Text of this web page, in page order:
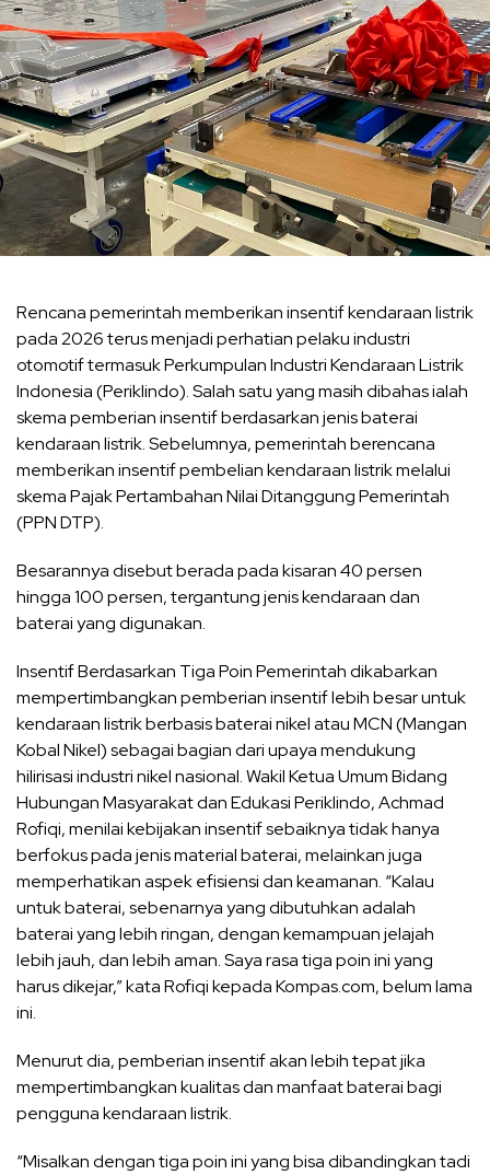
Rencana pemerintah memberikan insentif kendaraan listrik
pada 2026 terus menjadi perhatian pelaku industri
otomotif termasuk Perkumpulan Industri Kendaraan Listrik
Indonesia (Periklindo). Salah satu yang masih dibahas ialah
skema pemberian insentif berdasarkan jenis baterai
kendaraan listrik. Sebelumnya, pemerintah berencana
memberikan insentif pembelian kendaraan listrik melalui
skema Pajak Pertambahan Nilai Ditanggung Pemerintah
(PPN DTP).
Besarannya disebut berada pada kisaran 40 persen
hingga 100 persen, tergantung jenis kendaraan dan
baterai yang digunakan.
Insentif Berdasarkan Tiga Poin Pemerintah dikabarkan
mempertimbangkan pemberian insentif lebih besar untuk
kendaraan listrik berbasis baterai nikel atau MCN (Mangan
Kobal Nikel) sebagai bagian dari upaya mendukung
hilirisasi industri nikel nasional. Wakil Ketua Umum Bidang
Hubungan Masyarakat dan Edukasi Periklindo, Achmad
Rofiqi, menilai kebijakan insentif sebaiknya tidak hanya
berfokus pada jenis material baterai, melainkan juga
memperhatikan aspek efisiensi dan keamanan. “Kalau
untuk baterai, sebenarnya yang dibutuhkan adalah
baterai yang lebih ringan, dengan kemampuan jelajah
lebih jauh, dan lebih aman. Saya rasa tiga poin ini yang
harus dikejar,” kata Rofiqi kepada Kompas.com, belum lama
ini.
Menurut dia, pemberian insentif akan lebih tepat jika
mempertimbangkan kualitas dan manfaat baterai bagi
pengguna kendaraan listrik.
“Misalkan dengan tiga poin ini yang bisa dibandingkan tadi